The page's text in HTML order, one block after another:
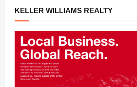
KELLER WILLIAMS REALTY